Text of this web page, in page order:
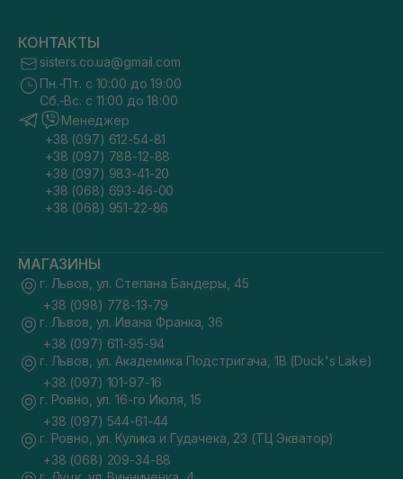
КОНТАКТЫ
sisters.co.ua@gmail.com
Пн.-Пт. с 10:00 до 19:00
Сб.-Вс. с 11:00 до 18:00
Менеджер
+38 (097) 612-54-81
+38 (097) 788-12-88
+38 (097) 983-41-20
+38 (068) 693-46-00
+38 (068) 951-22-86
МАГАЗИНЫ
г. Львов, ул. Степана Бандеры, 45
+38 (098) 778-13-79
г. Львов, ул. Ивана Франка, 36
+38 (097) 611-95-94
г. Львов, ул. Академика Подстригача, 1В (Duck's Lake)
+38 (097) 101-97-16
г. Ровно, ул. 16-го Июля, 15
+38 (097) 544-61-44
г. Ровно, ул. Кулика и Гудачека, 23 (ТЦ Экватор)
+38 (068) 209-34-88